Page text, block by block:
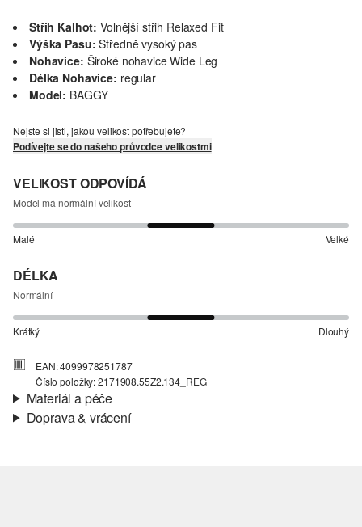
Střih Kalhot: Volnější střih Relaxed Fit
Výška Pasu: Středně vysoký pas
Nohavice: Široké nohavice Wide Leg
Délka Nohavice: regular
Model: BAGGY
Nejste si jisti, jakou velikost potřebujete?
Podívejte se do našeho průvodce velikostmi
VELIKOST ODPOVÍDÁ
Model má normální velikost
Malé Velké
DÉLKA
Normální
Krátký Dlouhý
EAN: 4099978251787
Číslo položky: 2171908.55Z2.134_REG
Materiál a péče
Doprava & vrácení